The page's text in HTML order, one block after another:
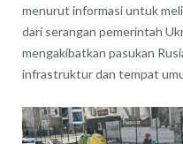
menurut informasi untuk
dari serangan pemerintah
mengakibatkan pasukan
infrastruktur dan tempat